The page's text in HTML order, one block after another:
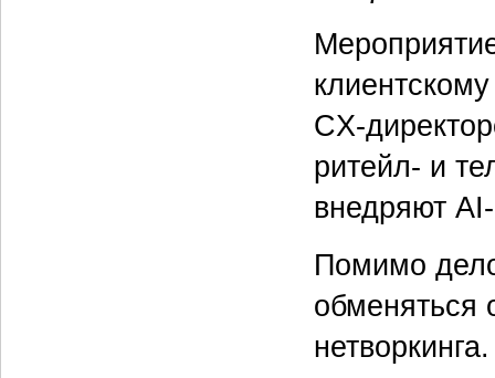
CX-
ритейл- и
внедряют
Помимо
обменяться
нетворкинга.